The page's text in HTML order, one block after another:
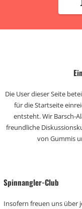
Die User dieser Seite
für die Startseite
entsteht. Wir Barsch-
freundliche
von Gummis
Spinnangler-Club
Insofern freuen uns über